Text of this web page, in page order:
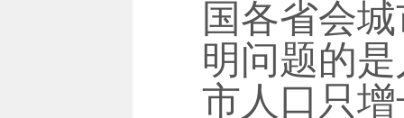
国各省会
明问题的
市人口只